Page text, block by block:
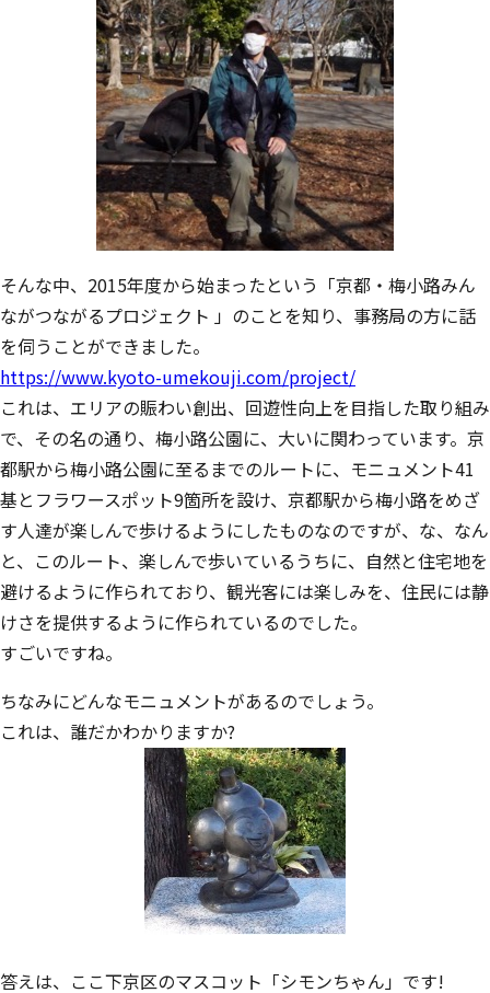
そんな中、2015年度から始まったという「京都・梅小路みん
ながつながるプロジェクト 」のことを知り、事務局の方に話
を伺うことができました。
https://www.kyoto-umekouji.com/project/
これは、エリアの賑わい創出、回遊性向上を目指した取り組み
で、その名の通り、梅小路公園に、大いに関わっています。京
都駅から梅小路公園に至るまでのルートに、モニュメント41
基とフラワースポット9箇所を設け、京都駅から梅小路をめざ
す人達が楽しんで歩けるようにしたものなのですが、な、なん
と、このルート、楽しんで歩いているうちに、自然と住宅地を
避けるように作られており、観光客には楽しみを、住民には静
けさを提供するように作られているのでした。
すごいですね。
ちなみにどんなモニュメントがあるのでしょう。
これは、誰だかわかりますか?
答えは、ここ下京区のマスコット「シモンちゃん」です!